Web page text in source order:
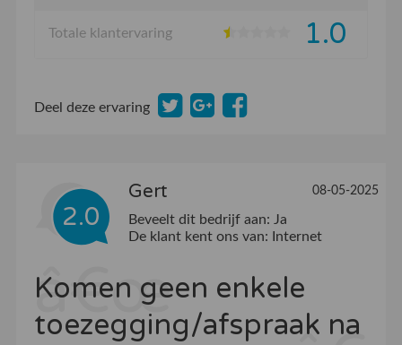
Totale klantervaring 1.0
Deel deze ervaring
2.0
Gert 08-05-2025
Beveelt dit bedrijf aan: Ja
De klant kent ons van:
Internet
Komen geen enkele
toezegging/afspraak na